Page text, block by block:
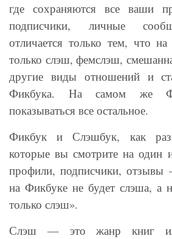
где сохраняются все ваши
подписчики, личные
отличается только тем, что
только слэш, фемслэш,
другие виды отношений и
Фикбука. На самом же
показываться все остальное.
Фикбук и Слэшбук, как
которые вы смотрите на один
профили, подписчики,
на Фикбуке не будет слэша, а
только слэш».
Слэш — это жанр книг